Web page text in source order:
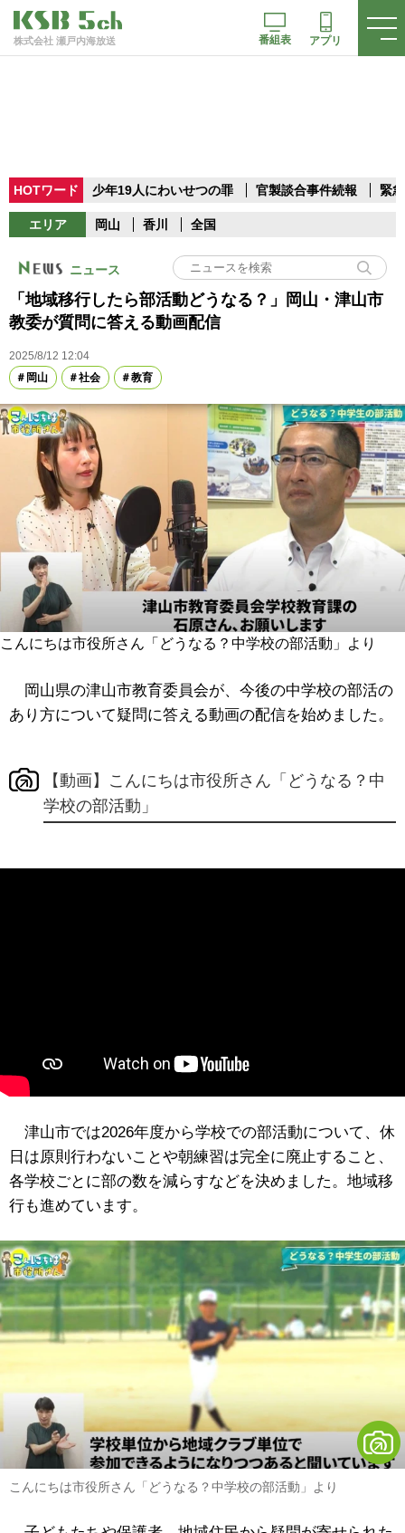
株式会社 瀬戸内海放送 番組表 アプリ
HOTワード 少年19人にわいせつの罪 官製談合事件続報 緊
エリア 岡山 香川 全国
ニュース
「地域移行したら部活動どうなる？」岡山・津山市
教委が質問に答える動画配信
2025/8/12 12:04
岡山
社会 教育
こんにちは市役所さん「どうなる？中学校の部活動」より
岡山県の津山市教育委員会が、今後の中学校の部活の
あり方について疑問に答える動画の配信を始めました。
【動画】こんにちは市役所さん「どうなる？中
学校の部活動」
津山市では2026年度から学校での部活動について、休
日は原則行わないことや朝練習は完全に廃止すること、
各学校ごとに部の数を減らすなどを決めました。地域移
行も進めています。
こんにちは市役所さん「どうなる？中学校の部活動」より